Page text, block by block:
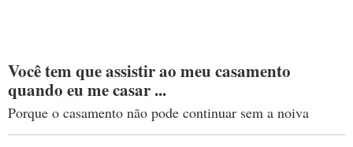
Você tem que assistir ao meu casamento
quando eu me casar ...
Porque o casamento não pode continuar sem a noiva